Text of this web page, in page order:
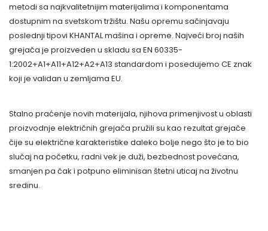
metodi sa najkvalitetnijim materijalima i komponentama
dostupnim na svetskom tržištu. Našu opremu sačinjavaju
poslednji tipovi KHANTAL mašina i opreme. Najveći broj naših
grejača je proizveden u skladu sa EN 60335-
1:2002+A1+A11+A12+A2+A13 standardom i posedujemo CE znak
koji je validan u zemljama EU.
Stalno praćenje novih materijala, njihova primenjivost u oblasti
proizvodnje električnih grejača pružili su kao rezultat grejače
čije su električne karakteristike daleko bolje nego što je to bio
slučaj na početku, radni vek je duži, bezbednost povećana,
smanjen pa čak i potpuno eliminisan štetni uticaj na životnu
sredinu.